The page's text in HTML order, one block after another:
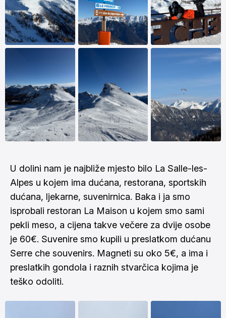
U dolini nam je najbliže mjesto bilo La Salle-les-
Alpes u kojem ima dućana, restorana, sportskih
dućana, ljekarne, suvenirnica. Baka i ja smo
isprobali restoran La Maison u kojem smo sami
pekli meso, a cijena takve večere za dvije osobe
je 60€. Suvenire smo kupili u preslatkom dućanu
Serre che souvenirs. Magneti su oko 5€, a ima i
preslatkih gondola i raznih stvarčica kojima je
teško odoliti.